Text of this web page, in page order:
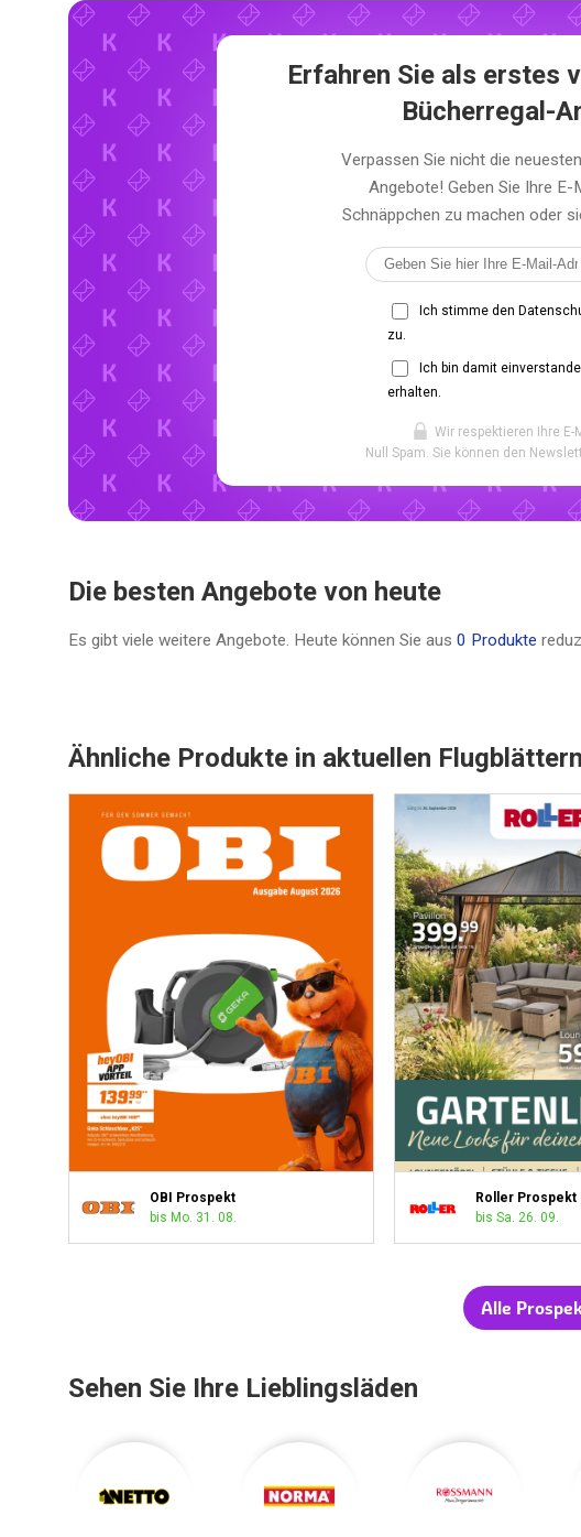
Erfahren Sie als erstes
Bücherregal-
Verpassen Sie nicht die
Angebote! Geben Sie Ihre
Schnäppchen zu machen oder
Ich stimme den
zu.
Ich bin damit
erhalten.
Wir respektieren Ihre E-
Null Spam. Sie können den
Die besten Angebote von heute
Es gibt viele weitere Angebote. Heute können Sie aus 0 Produkte
Ähnliche Produkte in aktuellen Flugblättern
OBI Prospekt
bis Mo. 31. 08.
Roller Prospekt
bis Sa. 26. 09.
Alle
Sehen Sie Ihre Lieblingsläden